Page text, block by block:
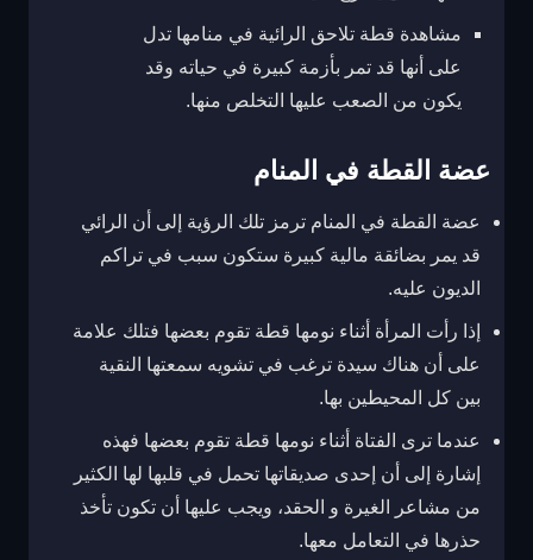
مشاهدة قطة تلاحق الرائية في منامها تدل
على أنها قد تمر بأزمة كبيرة في حياته وقد
يكون من الصعب عليها التخلص منها.
عضة القطة في المنام
عضة القطة في المنام ترمز تلك الرؤية إلى أن الرائي
قد يمر بضائقة مالية كبيرة ستكون سبب في تراكم
الديون عليه.
إذا رأت المرأة أثناء نومها قطة تقوم بعضها فتلك علامة
على أن هناك سيدة ترغب في تشويه سمعتها النقية
بين كل المحيطين بها.
عندما ترى الفتاة أثناء نومها قطة تقوم بعضها فهذه
إشارة إلى أن إحدى صديقاتها تحمل في قلبها لها الكثير
من مشاعر الغيرة و الحقد، ويجب عليها أن تكون تأخذ
حذرها في التعامل معها.